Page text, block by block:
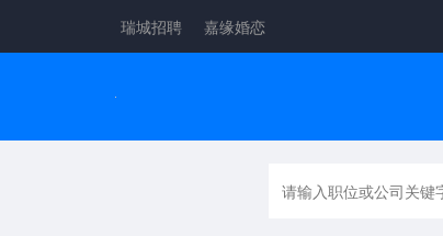
瑞城招聘 嘉缘婚恋